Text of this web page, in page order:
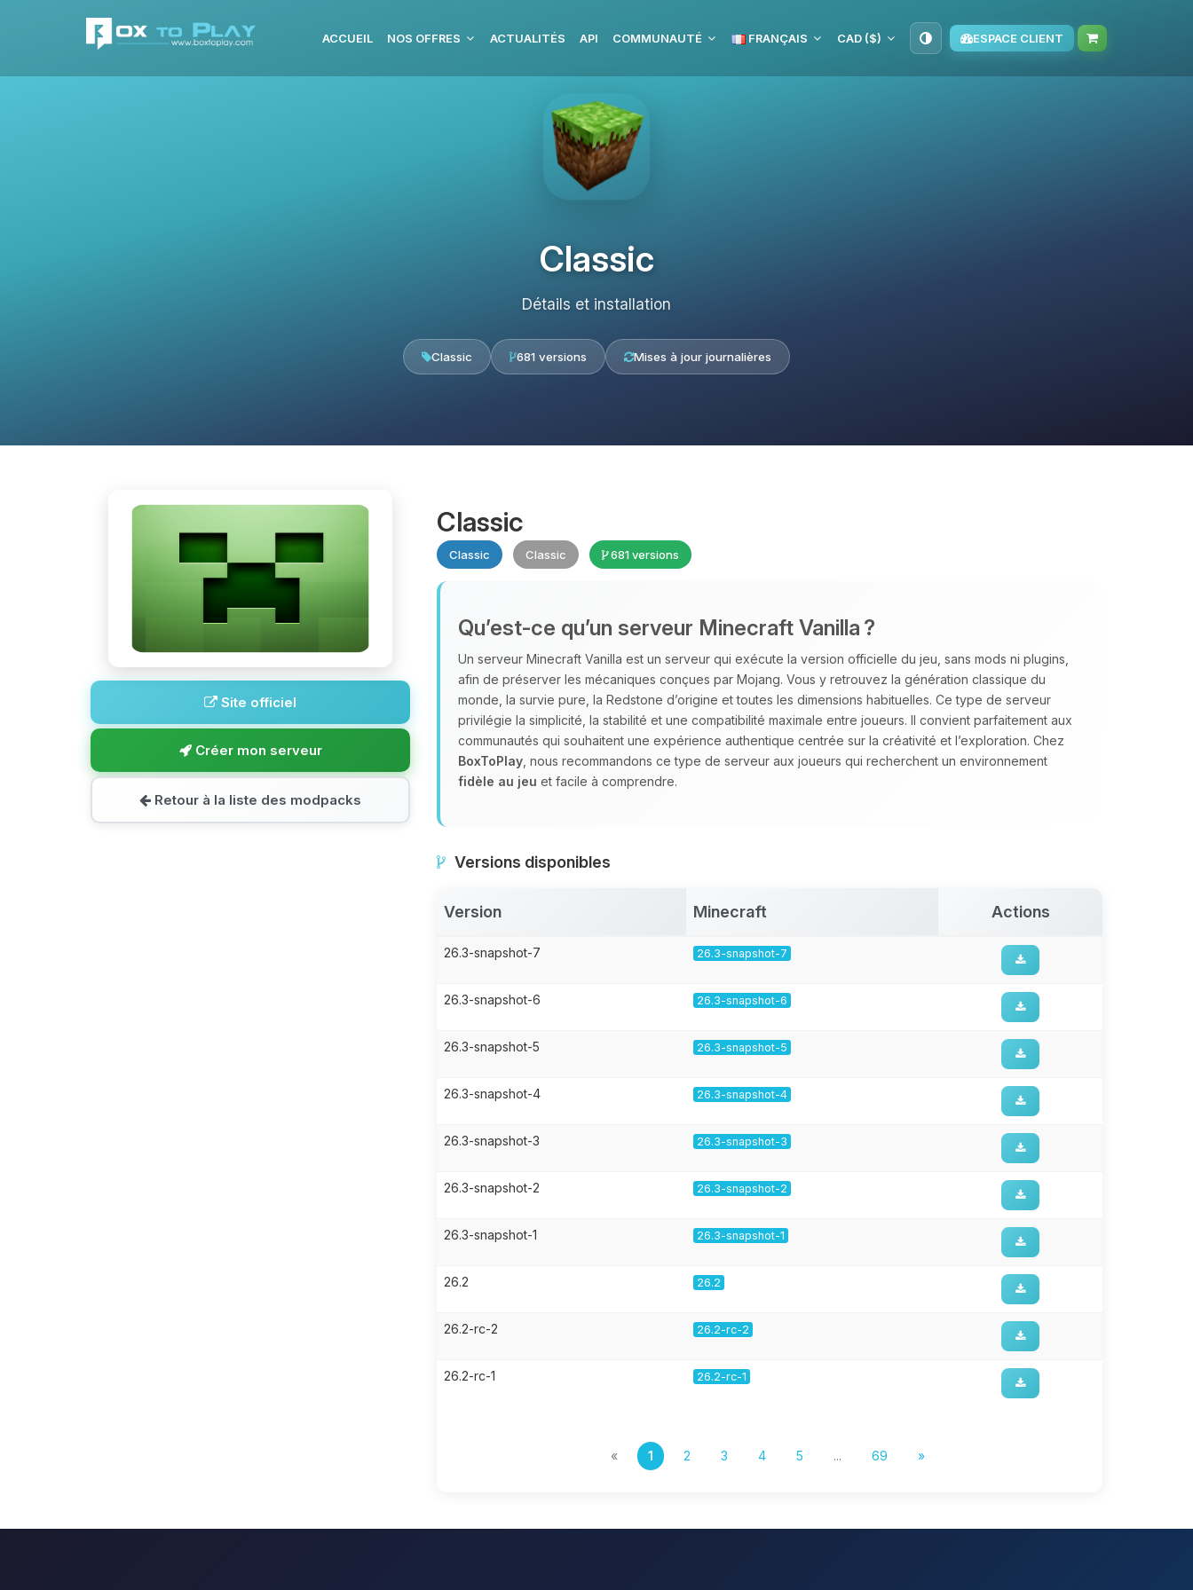
ACCUEIL NOS OFFRES ACTUALITÉS API COMMUNAUTÉ FRANÇAIS CAD ($) ESPACE CLIENT
Classic
Détails et installation
Classic 681 versions Mises à jour journalières
Site officiel
Créer mon serveur
Retour à la liste des modpacks
Classic
Classic Classic 681 versions
Qu’est‑ce qu’un serveur Minecraft Vanilla ?
Un serveur Minecraft Vanilla est un serveur qui exécute la version officielle du jeu, sans mods ni plugins,
afin de préserver les mécaniques conçues par Mojang. Vous y retrouvez la génération classique du
monde, la survie pure, la Redstone d’origine et toutes les dimensions habituelles. Ce type de serveur
privilégie la simplicité, la stabilité et une compatibilité maximale entre joueurs. Il convient parfaitement aux
communautés qui souhaitent une expérience authentique centrée sur la créativité et l’exploration. Chez
BoxToPlay , nous recommandons ce type de serveur aux joueurs qui recherchent un environnement
fidèle au jeu et facile à comprendre.
Versions disponibles
Version Minecraft Actions
26.3-snapshot-7 26.3-snapshot-7
26.3-snapshot-6 26.3-snapshot-6
26.3-snapshot-5 26.3-snapshot-5
26.3-snapshot-4 26.3-snapshot-4
26.3-snapshot-3 26.3-snapshot-3
26.3-snapshot-2 26.3-snapshot-2
26.3-snapshot-1 26.3-snapshot-1
26.2 26.2
26.2-rc-2 26.2-rc-2
26.2-rc-1 26.2-rc-1
« 1 2 3 4 5 ... 69 »